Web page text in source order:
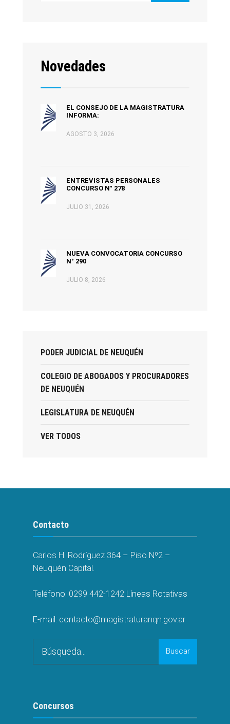
Novedades
EL CONSEJO DE LA MAGISTRATURA
INFORMA:
AGOSTO 3, 2026
ENTREVISTAS PERSONALES
CONCURSO N° 278
JULIO 31, 2026
NUEVA CONVOCATORIA CONCURSO
N° 290
JULIO 8, 2026
PODER JUDICIAL DE NEUQUÉN
COLEGIO DE ABOGADOS Y PROCURADORES
DE NEUQUÉN
LEGISLATURA DE NEUQUÉN
VER TODOS
Contacto
Carlos H. Rodríguez 364 – Piso Nº2 –
Neuquén Capital.
Teléfono: 0299 442-1242 Líneas Rotativas
E-mail: contacto@magistraturanqn.gov.ar
for:
Buscar
Concursos